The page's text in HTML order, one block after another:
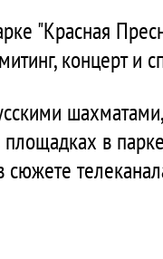
"Красная
концерт и
в
сюжете